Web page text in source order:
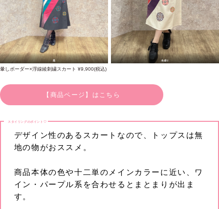
黒 生成り
暈しボーダー×浮線綾刺繍スカート ¥9,900(税込)
【商品ページ】はこちら
スタイリングのポイント♡
デザイン性のあるスカートなので、トップスは無
地の物がおススメ。
商品本体の色や十二単のメインカラーに近い、ワ
イン・パープル系を合わせるとまとまりが出ま
す。